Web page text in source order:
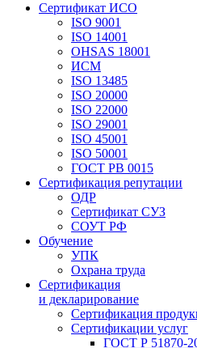
Сертификат ИСО
ISO 9001
ISO 14001
OHSAS 18001
ИСМ
ISO 13485
ISO 20000
ISO 22000
ISO 29001
ISO 45001
ISO 50001
ГОСТ РВ 0015
Сертификация репутации
ОДР
Сертификат СУЗ
СОУТ РФ
Обучение
УПК
Охрана труда
Сертификация
и декларирование
Сертификация
Сертификации услуг
ГОСТ Р 51870-